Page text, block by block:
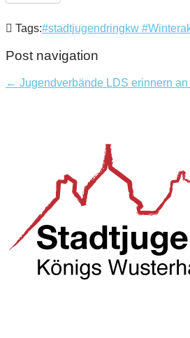
Tags:#stadtjugendringkw
Post navigation
← Jugendverbände LDS erinnern